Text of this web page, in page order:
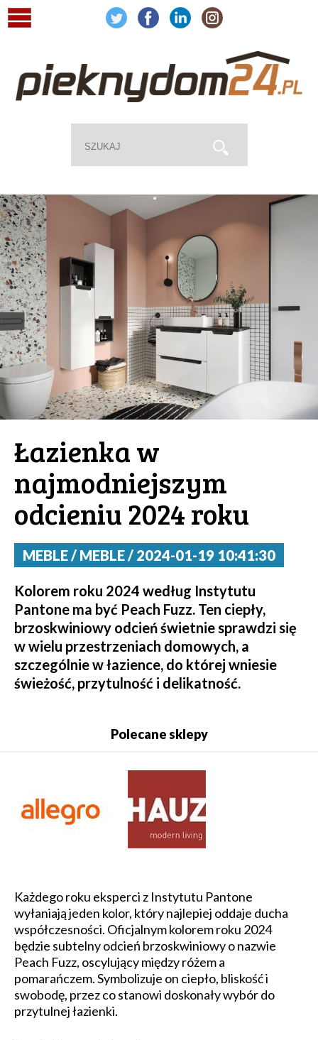
Łazienka w
najmodniejszym
odcieniu 2024 roku
MEBLE / MEBLE / 2024-01-19 10:41:30
Kolorem roku 2024 według Instytutu
Pantone ma być Peach Fuzz. Ten ciepły,
brzoskwiniowy odcień świetnie sprawdzi się
w wielu przestrzeniach domowych, a
szczególnie w łazience, do której wniesie
świeżość, przytulność i delikatność.
Polecane sklepy
Każdego roku eksperci z Instytutu Pantone
wyłaniają jeden kolor, który najlepiej oddaje ducha
współczesności. Oficjalnym kolorem roku 2024
będzie subtelny odcień brzoskwiniowy o nazwie
Peach Fuzz, oscylujący między różem a
pomarańczem. Symbolizuje on ciepło, bliskość i
swobodę, przez co stanowi doskonały wybór do
przytulnej łazienki.